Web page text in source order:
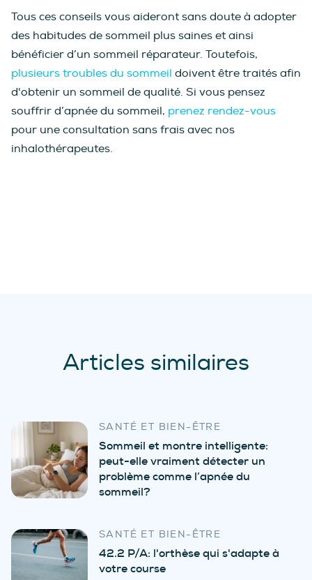
Tous ces conseils vous aideront sans doute à adopter
des habitudes de sommeil plus saines et ainsi
bénéficier d’un sommeil réparateur. Toutefois,
plusieurs troubles du sommeil doivent être traités afin
d'obtenir un sommeil de qualité. Si vous pensez
souffrir d’apnée du sommeil, prenez rendez-vous
pour une consultation sans frais avec nos
inhalothérapeutes.
Articles similaires
SANTÉ ET BIEN-ÊTRE
Sommeil et montre intelligente:
peut-elle vraiment détecter un
problème comme l’apnée du
sommeil?
SANTÉ ET BIEN-ÊTRE
42.2 P/A: l'orthèse qui s'adapte à
votre course